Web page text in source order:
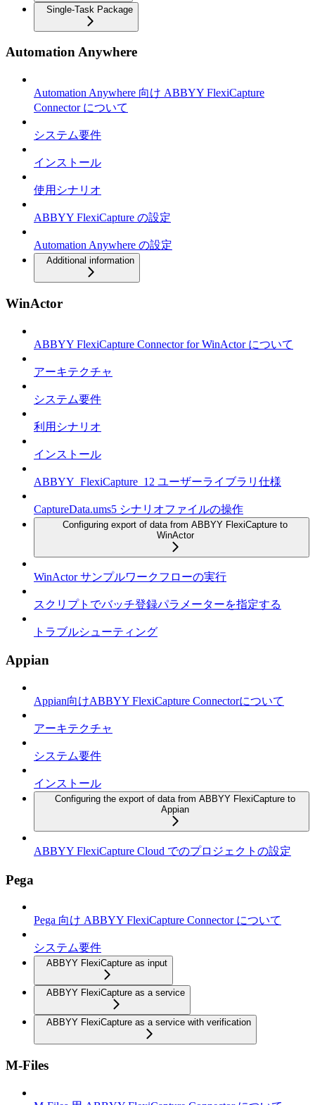
Single-Task Package
Automation Anywhere
Automation Anywhere 向け ABBYY FlexiCapture
Connector について
システム要件
インストール
使用シナリオ
ABBYY FlexiCapture の設定
Automation Anywhere の設定
Additional information
WinActor
ABBYY FlexiCapture Connector for WinActor について
アーキテクチャ
システム要件
利用シナリオ
インストール
ABBYY_FlexiCapture_12 ユーザーライブラリ仕様
CaptureData.ums5 シナリオファイルの操作
Configuring export of data from ABBYY FlexiCapture to
WinActor
WinActor サンプルワークフローの実行
スクリプトでバッチ登録パラメーターを指定する
トラブルシューティング
Appian
Appian向けABBYY FlexiCapture Connectorについて
アーキテクチャ
システム要件
インストール
Configuring the export of data from ABBYY FlexiCapture to
Appian
ABBYY FlexiCapture Cloud でのプロジェクトの設定
Pega
Pega 向け ABBYY FlexiCapture Connector について
システム要件
ABBYY FlexiCapture as input
ABBYY FlexiCapture as a service
ABBYY FlexiCapture as a service with verification
M-Files